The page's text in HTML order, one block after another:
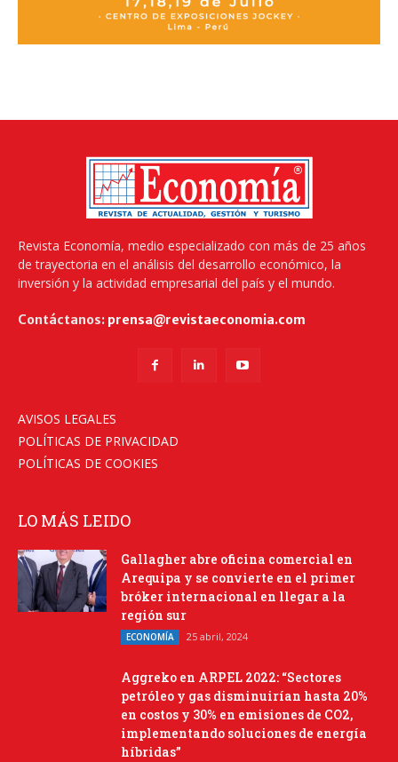
Revista Economía, medio especializado con más de 25 años
de trayectoria en el análisis del desarrollo económico, la
inversión y la actividad empresarial del país y el mundo.
Contáctanos: prensa@revistaeconomia.com
AVISOS LEGALES
POLÍTICAS DE PRIVACIDAD
POLÍTICAS DE COOKIES
LO MÁS LEIDO
Gallagher abre oficina comercial en
Arequipa y se convierte en el primer
bróker internacional en llegar a la
región sur
ECONOMÍA 25 abril, 2024
Aggreko en ARPEL 2022: “Sectores
petróleo y gas disminuirían hasta 20%
en costos y 30% en emisiones de CO2,
implementando soluciones de energía
híbridas”